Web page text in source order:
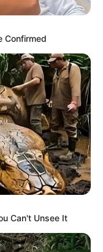
Confirmed
Can't Unsee It